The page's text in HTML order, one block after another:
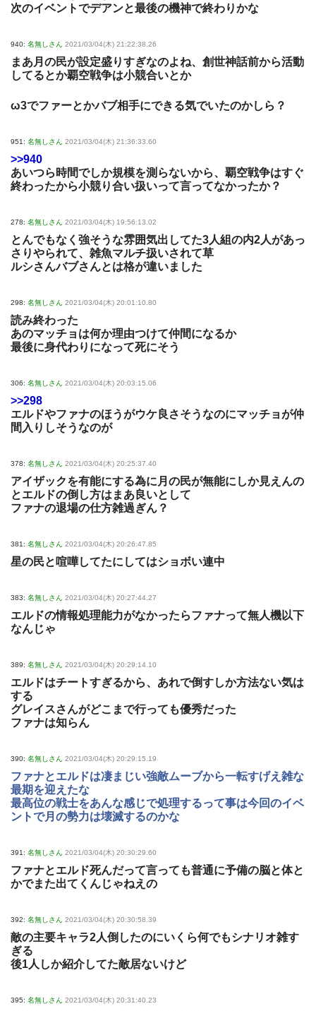
次のイベントでデアンと最後の機神で終わりかな
940: 名無しさん 2021/03/04(木) 21:22:38.26
まあ月の民が設定盛りすぎなのよね、創世神話前から活動
してるとか覇空戦争は小競合いとか
ω3でファーとかバブ相手にできる気でいたのかしら？
951: 名無しさん 2021/03/04(木) 21:36:33.60
>>940
あいつら時間でしか規模を測らないから、覇空戦争はすぐ
終わったから小競り合い扱いって言ってなかったか？
278: 名無しさん 2021/03/04(木) 19:56:13.02
とんでもなく強そうな雰囲気出してた3人組の内2人があっ
さりやられて、雑魚マルチ扱いされて草
ルシさんバブさんとは格が違いました
298: 名無しさん 2021/03/04(木) 20:01:10.80
読み終わった
あのマッチョは何か理由つけて仲間になるか
最後に身代わりになって死にそう
306: 名無しさん 2021/03/04(木) 20:03:15.06
>>298
エルドやファナのほうがウケ良さそうなのにマッチョが仲
間入りしそうなのが
378: 名無しさん 2021/03/04(木) 20:25:37.40
アイザックを有能にする為に月の民が無能にしか見えんの
とエルドの倒し方はまあ良いとして
ファナの退場の仕方雑過ぎん？
381: 名無しさん 2021/03/04(木) 20:26:47.85
星の民と喧嘩してたにしてはショボい連中
383: 名無しさん 2021/03/04(木) 20:27:44.27
エルドの情報処理能力がなかったらファナって無人機以下
なんじゃ
389: 名無しさん 2021/03/04(木) 20:29:14.10
エルドはチートすぎるから、あれで倒すしか方法ない気は
する
グレイスさんがどこまで行っても優秀だった
ファナは知らん
390: 名無しさん 2021/03/04(木) 20:29:15.19
ファナとエルドは凄まじい強敵ムーブから一転すげえ雑な
最期を迎えたな
最高位の戦士をあんな感じで処理するって事は今回のイベ
ントで月の勢力は壊滅するのかな
391: 名無しさん 2021/03/04(木) 20:30:29.60
ファナとエルド死んだって言っても普通に予備の脳と体と
かでまた出てくんじゃねえの
392: 名無しさん 2021/03/04(木) 20:30:58.39
敵の主要キャラ2人倒したのにいくら何でもシナリオ雑す
ぎる
後1人しか紹介してた敵居ないけど
395: 名無しさん 2021/03/04(木) 20:31:40.23